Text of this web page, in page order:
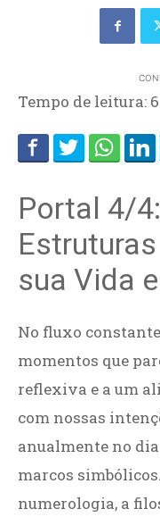
Tempo de leitura: 6
Portal 4/
sua Vida
No fluxo
momentos que
reflexiva e a um
com nossas
anualmente no dia
marcos
numerologia, a